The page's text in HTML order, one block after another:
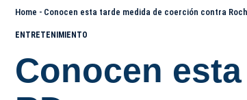
Home - Conocen esta tarde medida de coerción contra
ENTRETENIMIENTO
Conocen